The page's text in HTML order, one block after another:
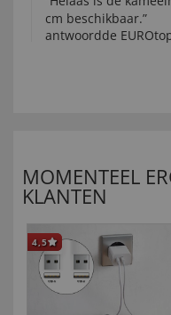
cm beschikbaar.”
antwoordde
MOMENTEEL
KLANTEN
4,5